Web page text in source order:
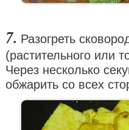
Разогреть
(растительного или
Через несколько
обжарить со всех